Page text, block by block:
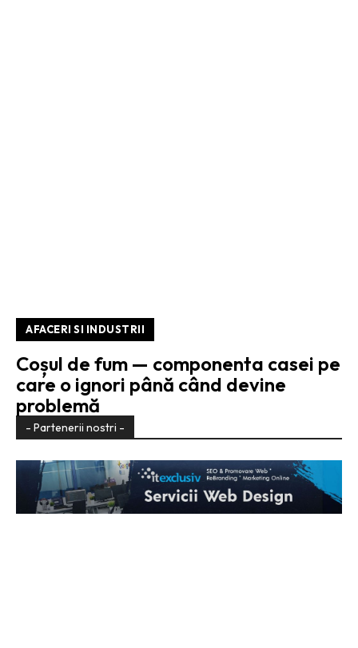
AFACERI SI INDUSTRII
Coșul de fum — componenta casei pe
care o ignori până când devine
problemă
- Partenerii nostri -